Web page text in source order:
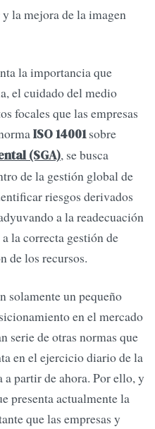
la mejora de la imagen
la importancia que
el cuidado del medio
focales que las empresas
ISO 14001sobre
(SGA), se busca
de la gestión global de
riesgos derivados
a la readecuación
la correcta gestión de
de los recursos.
solamente un pequeño
en el mercado
serie de otras normas que
en el ejercicio diario de la
partir de ahora. Por ello, y
presenta actualmente la
que las empresas y